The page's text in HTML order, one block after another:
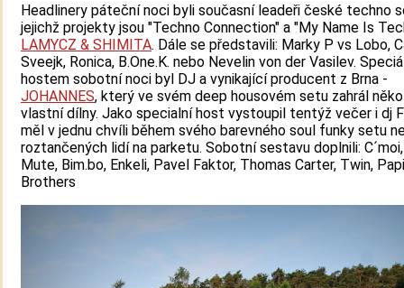
Headlinery páteční noci byli současní leadeři české techno
jejichž projekty jsou "Techno Connection" a "My Name Is
LAMYCZ & SHIMITA. Dále se představili: Marky P vs Lobo,
Sveejk, Ronica, B.One.K. nebo Nevelin von der Vasilev.
hostem sobotní noci byl DJ a vynikající producent z Brna -
JOHANNES, který ve svém deep housovém setu zahrál
vlastní dílny. Jako specialní host vystoupil tentýž večer i dj
měl v jednu chvíli během svého barevného soul funky setu
roztančených lidí na parketu. Sobotní sestavu doplnili:
Mute, Bim.bo, Enkeli, Pavel Faktor, Thomas Carter, Twin,
Brothers